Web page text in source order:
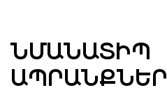
ՆՄԱՆԱՏԻՊ
ԱՊՐԱՆՔՆԵՐ